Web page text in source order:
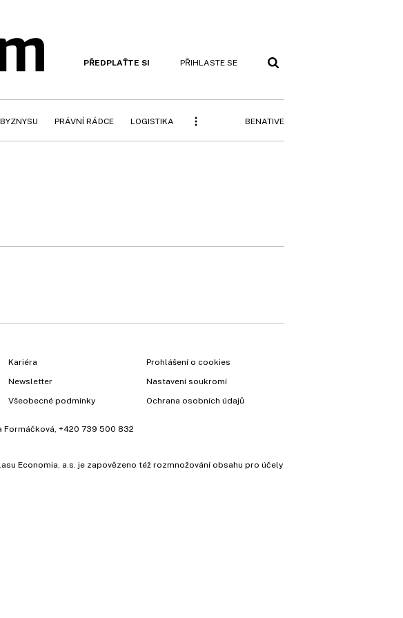
PŘEDPLAŤTE SI PŘIHLASTE SE
PRÁVNÍ RÁDCE LOGISTIKA BENATIVE
Kariéra
Newsletter
Všeobecné podmínky
Prohlášení o cookies
Nastavení soukromí
Ochrana osobních údajů
Formáčková +420 739 500 832
Economia, a.s. je zapovězeno též rozmnožování obsahu pro účely